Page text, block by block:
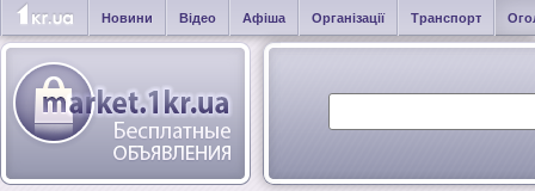
Новини Відео Афіша Організації Транспорт